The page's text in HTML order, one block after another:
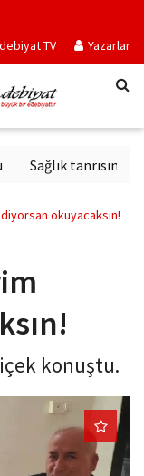
TV Yazarlar
Sağlık tanrısının
diyorsan okuyacaksın!
konuştu.